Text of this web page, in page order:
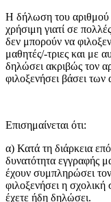
Η δήλωση του αριθμού
χρήσιμη γιατί σε
δεν μπορούν να
μαθητές/-τριες και με
δηλώσει ακριβώς τον
φιλοξενήσει βάσει των
Επισημαίνεται ότι:
α) Κατά τη διάρκεια
δυνατότητα εγγραφής
έχουν συμπληρώσει
φιλοξενήσει η
έχετε ήδη δηλώσει.